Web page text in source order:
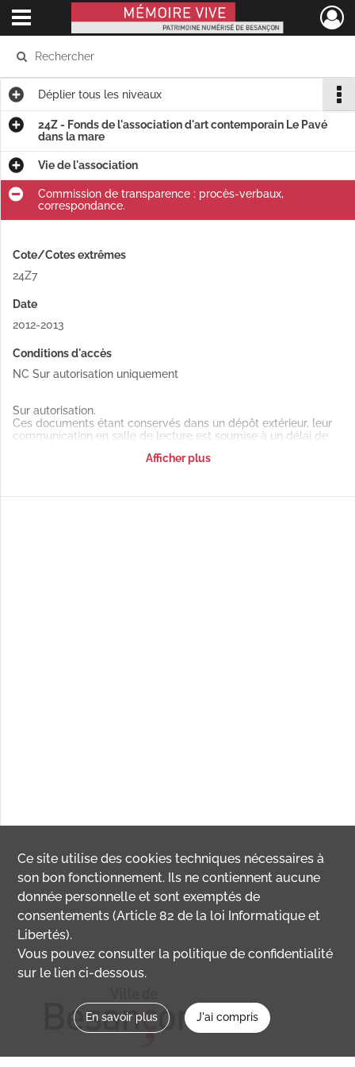
Mémoire Vive patrimoine numérisé de Besançon
Ouvrir le menu déroulant
Déplier tous les niveaux
24Z - Fonds de l'association d'art contemporain Le Pavé
dans la mare
Vie de l'association
Commission de transparence : procès-verbaux,
correspondance.
Cote/Cotes extrêmes
24Z7
Date
2012-2013
Conditions d'accès
NC Sur autorisation uniquement
Sur autorisation.
Ces documents étant conservés dans un dépôt extérieur, leur
communication en salle de lecture est soumise à un délai de
Afficher plus
Ce site utilise descookies techniques nécessaires à
son bon fonctionnement. Ils ne contiennent aucune
donnée personnelle et sont exemptés de
consentements (Article 82 de la loi Informatique et
Libertés).
Vous pouvez consulter la politique de confidentialité
sur le lien ci-dessous.
En savoir plus J'ai compris